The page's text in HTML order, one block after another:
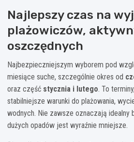
Najlepszy czas na
plażowiczów,
oszczędnych
Najbezpieczniejszym wyborem pod
miesiące suche, szczególnie okres od
oraz część stycznia i lutego. To
stabilniejsze warunki do plażowania,
wodnych. Nie zawsze oznaczają idealny
dużych opadów jest wyraźnie mniejsze.